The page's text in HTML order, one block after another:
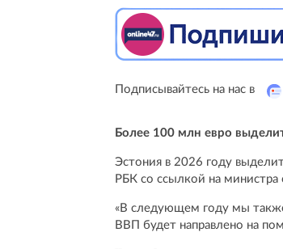
Подписывайтесь на нас в
Более 100 млн евро
Эстония в 2026 году
РБК со ссылкой на
«В следующем году мы
ВВП будет направлено на